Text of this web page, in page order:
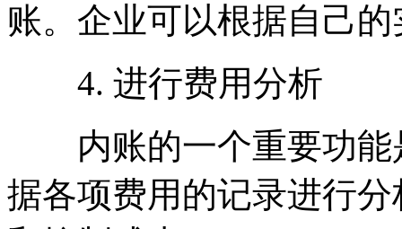
账。企业可以根据自己
4. 进行费用分析
内账的一个重要功能
据各项费用的记录进行